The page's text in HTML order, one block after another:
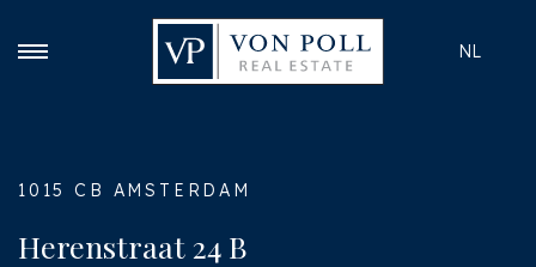
NL
1015 CB AMSTERDAM
Herenstraat 24 B